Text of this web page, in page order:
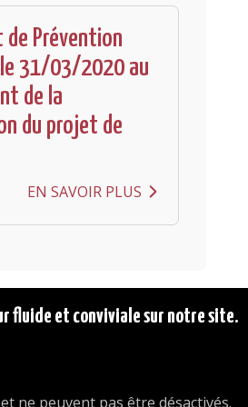
de Prévention
31/03/2020 au
de la
du projet de
EN SAVOIR PLUS
fluide et conviviale sur notre site.
ne peuvent pas être désactivés.